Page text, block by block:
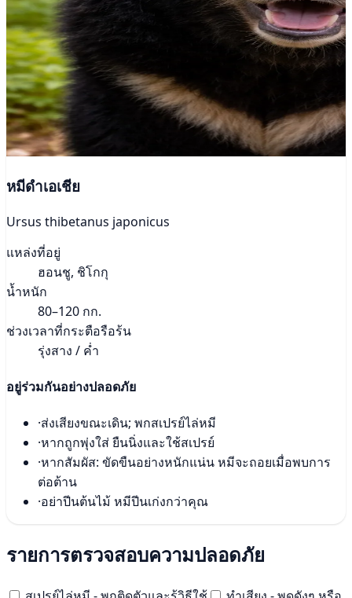
หมีดำเอเชีย
Ursus thibetanus japonicus
แหล่งที่อยู่
ฮอนชู, ชิโกกุ
น้ำหนัก
80–120 กก.
ช่วงเวลาที่กระตือรือร้น
รุ่งสาง / ค่ำ
อยู่ร่วมกันอย่างปลอดภัย
·ส่งเสียงขณะเดิน; พกสเปรย์ไล่หมี
·หากถูกพุ่งใส่ ยืนนิ่งและใช้สเปรย์
·หากสัมผัส: ขัดขืนอย่างหนักแน่น หมีจะถอยเมื่อพบการ
ต่อต้าน
·อย่าปีนต้นไม้ หมีปีนเก่งกว่าคุณ
รายการตรวจสอบความปลอดภัย